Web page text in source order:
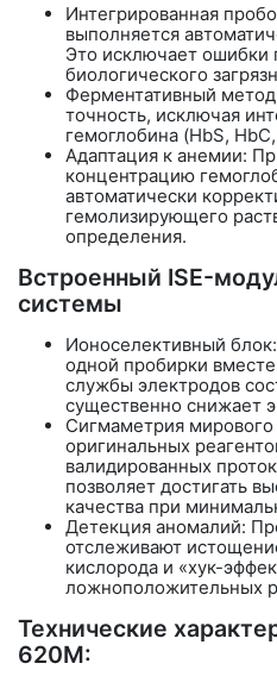
Интегрированная
выполняется
Это исключает ошибки
биологического
Ферментативный
точность, исключая
гемоглобина (HbS,
Адаптация к анемии:
концентрацию
автоматически
гемолизирующего
определения.
Встроенный ISE-
системы
Ионоселективный блок:
одной пробирки
службы электродов
существенно снижает
Сигмаметрия
оригинальных
валидированных
позволяет достигать
качества при
Детекция аномалий:
отслеживают
кислорода и «хук-
ложноположительных
Технические
620M: